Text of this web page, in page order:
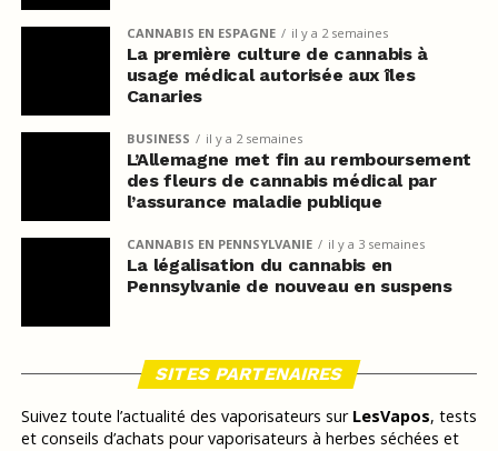
CANNABIS EN ESPAGNE il y a 2 semaines
La première culture de cannabis à
usage médical autorisée aux îles
Canaries
BUSINESS il y a 2 semaines
L’Allemagne met fin au remboursement
des fleurs de cannabis médical par
l’assurance maladie publique
CANNABIS EN PENNSYLVANIE il y a 3 semaines
La légalisation du cannabis en
Pennsylvanie de nouveau en suspens
SITES PARTENAIRES
Suivez toute l’actualité des vaporisateurs sur LesVapos, tests
et conseils d’achats pour vaporisateurs à herbes séchées et